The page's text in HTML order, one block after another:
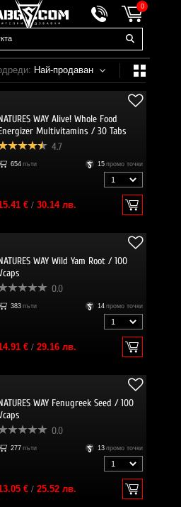
0
Най-продаван
WAY Alive! Whole Food
Multivitamins / 30 Tabs
4.7
654 пъти 15 промо точки
€/ 30.14 лв.
WAY Wild Yam Root / 100
0.0
383 пъти 14 промо точки
€/ 29.16 лв.
WAY Fenugreek Seed / 100
0.0
277 пъти 13 промо точки
€/ 25.52 лв.